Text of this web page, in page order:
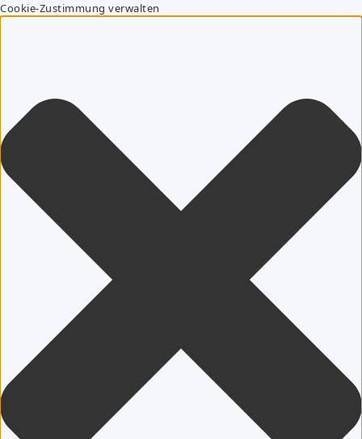
Cookie-Zustimmung verwalten